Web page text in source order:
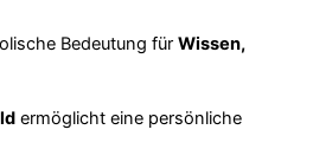
Bedeutung für Wissen,
ermöglicht eine persönliche